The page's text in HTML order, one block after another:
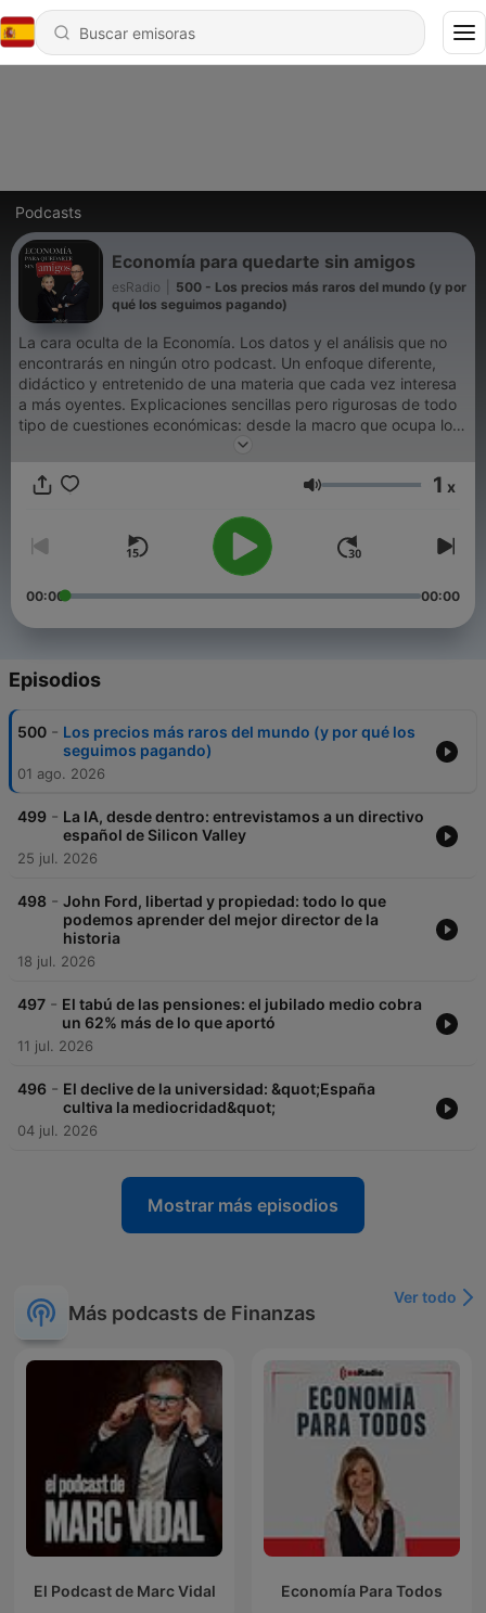
Podcasts
Economía para quedarte sin amigos
esRadio
500 - Los precios más raros del mundo (y por
qué los seguimos pagando)
La cara oculta de la Economía. Los datos y el análisis que no
encontrarás en ningún otro podcast. Un enfoque diferente,
didáctico y entretenido de una materia que cada vez interesa
a más oyentes. Explicaciones sencillas pero rigurosas de todo
tipo de cuestiones económicas: desde la macro que ocupa los
titulares de los periódicos a los temas de consumo o ahorro
Volumen 1 x
00:00 00:00
Episodios
500 - Los precios más raros del mundo (y por qué los
seguimos pagando)
01 ago. 2026
499 - La IA, desde dentro: entrevistamos a un directivo
español de Silicon Valley
25 jul. 2026
498 - John Ford, libertad y propiedad: todo lo que
podemos aprender del mejor director de la
historia
18 jul. 2026
497 - El tabú de las pensiones: el jubilado medio cobra
un 62% más de lo que aportó
11 jul. 2026
496 - El declive de la universidad: &quot;España
cultiva la mediocridad&quot;
04 jul. 2026
Mostrar más episodios
Más podcasts de Finanzas
Ver todo
El Podcast de Marc Vidal Economía Para Todos